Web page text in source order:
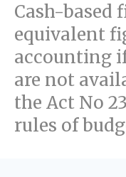
Cash-based
equivalent
accounting
are not
the Act No
rules of